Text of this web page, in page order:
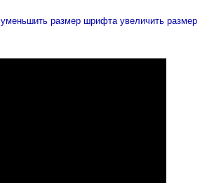
уменьшить размер шрифта увеличить размер